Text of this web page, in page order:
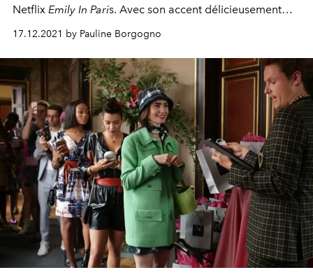
Netflix Emily In Paris. Avec son accent délicieusement
Lucien Laviscount en a dévoilé davantage à
concernant son parcours personnel, son rôle en tant
qu’Alfie et ses ressemblances avec le personnage.
17.12.2021 by Pauline Borgogno